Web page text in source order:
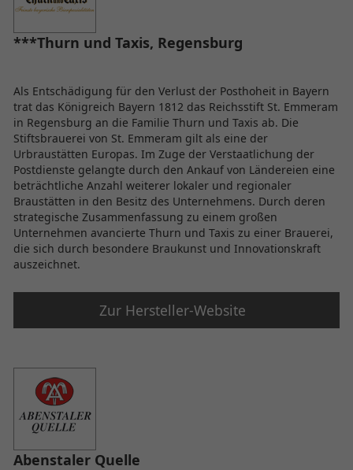
***Thurn und Taxis, Regensburg
Als Entschädigung für den Verlust der Posthoheit in Bayern
trat das Königreich Bayern 1812 das Reichsstift St. Emmeram
in Regensburg an die Familie Thurn und Taxis ab. Die
Stiftsbrauerei von St. Emmeram gilt als eine der
Urbraustätten Europas. Im Zuge der Verstaatlichung der
Postdienste gelangte durch den Ankauf von Ländereien eine
beträchtliche Anzahl weiterer lokaler und regionaler
Braustätten in den Besitz des Unternehmens. Durch deren
strategische Zusammenfassung zu einem großen
Unternehmen avancierte Thurn und Taxis zu einer Brauerei,
die sich durch besondere Braukunst und Innovationskraft
auszeichnet.
Zur Hersteller-Website
Abenstaler Quelle